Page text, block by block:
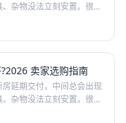
杂物没法立刻安置。很多
存、哪些没必要存放、哪
卖家选购指南
延期交付，中间总会出现
杂物没法立刻安置。很多
存、哪些没必要存放、哪